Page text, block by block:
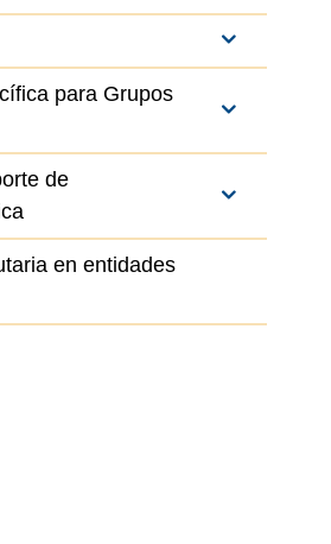
para Grupos
de
en entidades